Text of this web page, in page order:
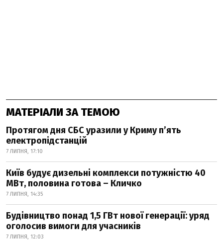
МАТЕРІАЛИ ЗА ТЕМОЮ
Протягом дня СБС уразили у Криму п’ять
електропідстанцій
7 ЛИПНЯ, 17:10
Київ будує дизельні комплекси потужністю 40
МВт, половина готова – Кличко
7 ЛИПНЯ, 14:35
Будівництво понад 1,5 ГВт нової генерації: уряд
оголосив вимоги для учасників
7 ЛИПНЯ, 12:03